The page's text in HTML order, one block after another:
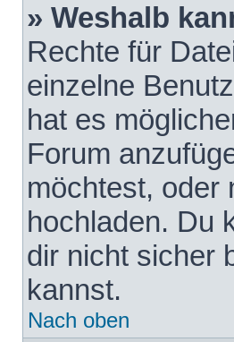
» Weshalb
Rechte für
einzelne
hat es
Forum
möchtest, oder
hochladen. Du
dir nicht sicher
kannst.
Nach oben